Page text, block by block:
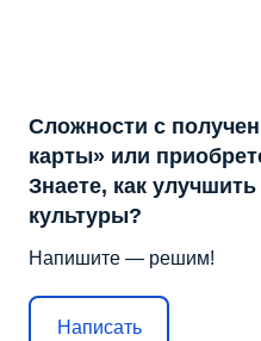
Сложности с
карты» или
Знаете, как
культуры?
Напишите — решим!
Написать